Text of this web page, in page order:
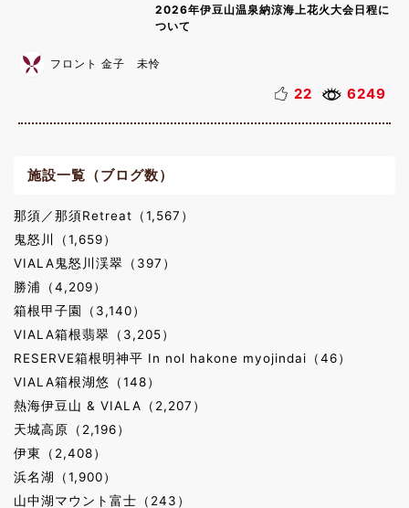
2026年伊豆山温泉納涼海上花火大会日程に
ついて
フロント 金子 未怜
22 6249
施設一覧（ブログ数）
那須／那須Retreat（1,567）
鬼怒川（1,659）
VIALA鬼怒川渓翠（397）
勝浦（4,209）
箱根甲子園（3,140）
VIALA箱根翡翠（3,205）
RESERVE箱根明神平 In nol hakone myojindai（46）
VIALA箱根湖悠（148）
熱海伊豆山 & VIALA（2,207）
天城高原（2,196）
伊東（2,408）
浜名湖（1,900）
山中湖マウント富士（243）